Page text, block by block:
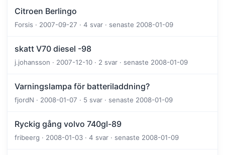
Citroen Berlingo
Forsis · 2007-09-27 · 4 svar · senaste 2008-01-09
skatt V70 diesel -98
j.johansson · 2007-12-10 · 2 svar · senaste 2008-01-09
Varningslampa för batteriladdning?
fjordN · 2008-01-07 · 5 svar · senaste 2008-01-09
Ryckig gång volvo 740gl-89
fribeerg · 2008-01-03 · 4 svar · senaste 2008-01-09